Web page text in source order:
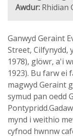
Awdur: Rhidian
Ganwyd Geraint
Street, Cilfynydd,
1978), glöwr, a'i
1923). Bu farw ei
magwyd Geraint
symud pan oedd
mynd i weithio
cyfnod hwnnw